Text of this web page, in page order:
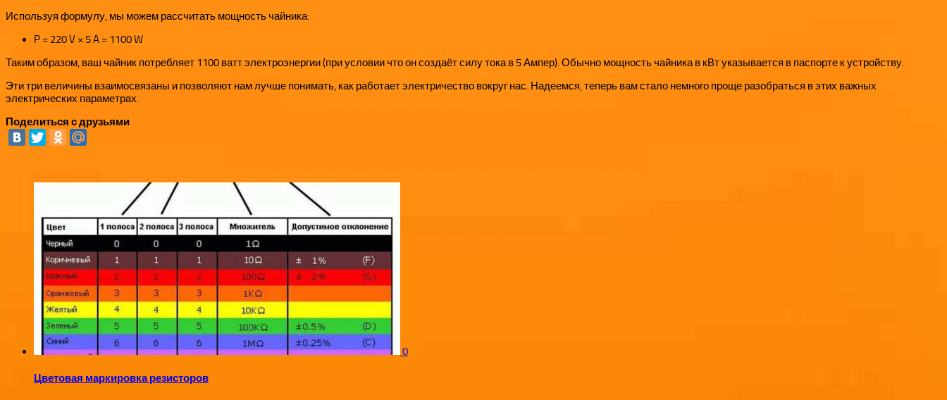
Используя формулу, мы можем рассчитать мощность чайника:
P = 220 V × 5 A = 1100 W
Таким образом, ваш чайник потребляет 1100 ватт электроэнергии (при условии что он создаёт силу тока в 5 Ампер). Обычно мощность чайника в кВт указывается в паспорте к устройству.
Эти три величины взаимосвязаны и позволяют нам лучше понимать, как работает электричество вокруг нас. Надеемся, теперь вам стало немного проще разобраться в этих важных
электрических параметрах.
Поделиться с друзьями
0
Цветовая маркировка резисторов